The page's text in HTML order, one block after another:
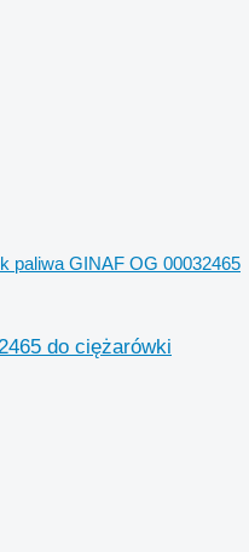
paliwa GINAF OG 00032465
do ciężarówki